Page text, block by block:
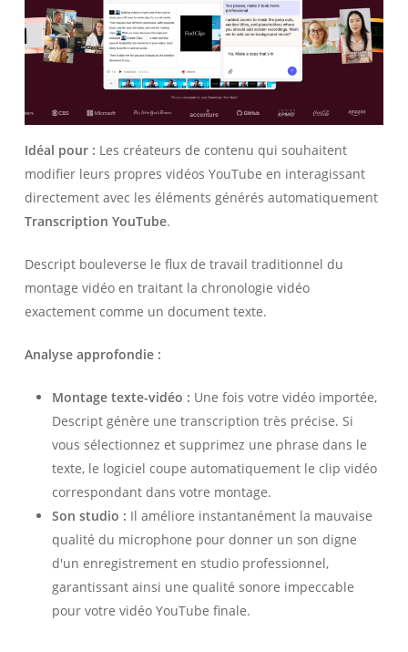
Idéal pour : Les créateurs de contenu qui souhaitent
modifier leurs propres vidéos YouTube en interagissant
directement avec les éléments générés automatiquement
Transcription YouTube.
Descript bouleverse le flux de travail traditionnel du
montage vidéo en traitant la chronologie vidéo
exactement comme un document texte.
Analyse approfondie :
Montage texte-vidéo : Une fois votre vidéo importée,
Descript génère une transcription très précise. Si
vous sélectionnez et supprimez une phrase dans le
texte, le logiciel coupe automatiquement le clip vidéo
correspondant dans votre montage.
Son studio : Il améliore instantanément la mauvaise
qualité du microphone pour donner un son digne
d'un enregistrement en studio professionnel,
garantissant ainsi une qualité sonore impeccable
pour votre vidéo YouTube finale.